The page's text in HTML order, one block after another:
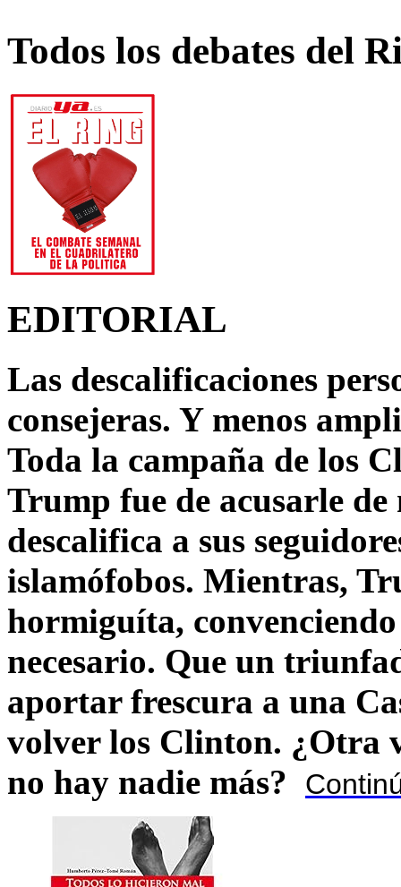
Todos los debates del
EDITORIAL
Las descalificaciones
consejeras. Y menos
Toda la campaña de los
Trump fue de acusarle
descalifica a sus
islamófobos. Mientras,
hormiguíta,
necesario. Que un
aportar frescura a una
volver los Clinton. ¿Otra
no hay nadie más?